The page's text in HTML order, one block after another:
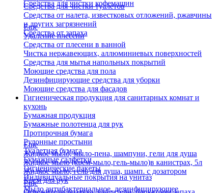
Средства для чистки кофемашин
Средства для чистки туалетов
Средства от налета, известковых отложений, ржавчины
и других загрязнений
Средства от запаха
Еще
Удаление плесени
Средства от плесени в ванной
Чистка нержавеющих, аллюминиевых поверхностей
Средства для мытья напольных покрытий
Моющие средства для пола
Дезинфицирующие средства для уборки
Моющие средства для фасадов
Гигиеническая продукция для санитарных комнат и
кухонь
Бумажная продукция
Бумажные полотенца для рук
Протирочная бумага
Рулонные простыни
Туалетная бумага
Бумажные салфетки
Гигиенические пакеты
Индивидуальные покрытия на унитаз
Еще
Жидкое мыло, мыло-пена, шампуни, гели для душа
Жидкое мыло (крем-мыло,гель-мыло)в канистрах, 5л
Жидкое мыло, гель для душа, шамп. с дозатором
Крем для рук
Мыло антибактериальное, дезинфицирующее
Еще